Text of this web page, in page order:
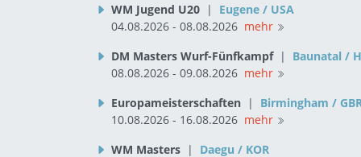
WM Jugend U20 |
Eugene / USA
04.08.2026 - 08.08.2026 mehr
DM Masters Wurf-Fünfkampf |
Baunatal /
08.08.2026 - 09.08.2026 mehr
Europameisterschaften |
Birmingham /
10.08.2026 - 16.08.2026 mehr
WM Masters |
Daegu / KOR